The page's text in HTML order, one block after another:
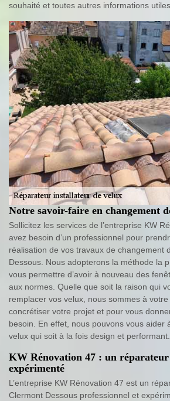
souhaité et toutes autres informations
Notre savoir-faire en changement
Sollicitez les services de l’entreprise KW
avez besoin d’un professionnel pour
réalisation de vos travaux de changement
Dessous. Nous adopterons la méthode la
vous permettre d’avoir à nouveau des
aux normes. Quelle que soit la raison qui
remplacer vos velux, nous sommes à
concrétiser votre projet et pour vous
besoin. En effet, nous pouvons vous aider
velux qui soit à la fois design et performant.
KW Rénovation 47 : un
expérimenté
L’entreprise KW Rénovation 47 est un
Clermont Dessous professionnel et